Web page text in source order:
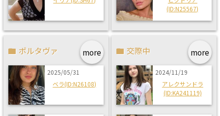
(ID:N25567)
more
ポルタヴァ
2025/05/31
ベラ(ID:N26108)
more
交際中
2024/11/19
アレクサンドラ
(ID:KA241119)